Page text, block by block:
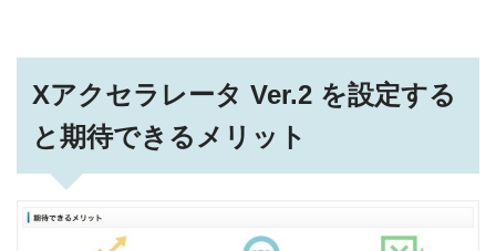
Xアクセラレータ Ver.2 を設定する
と期待できるメリット